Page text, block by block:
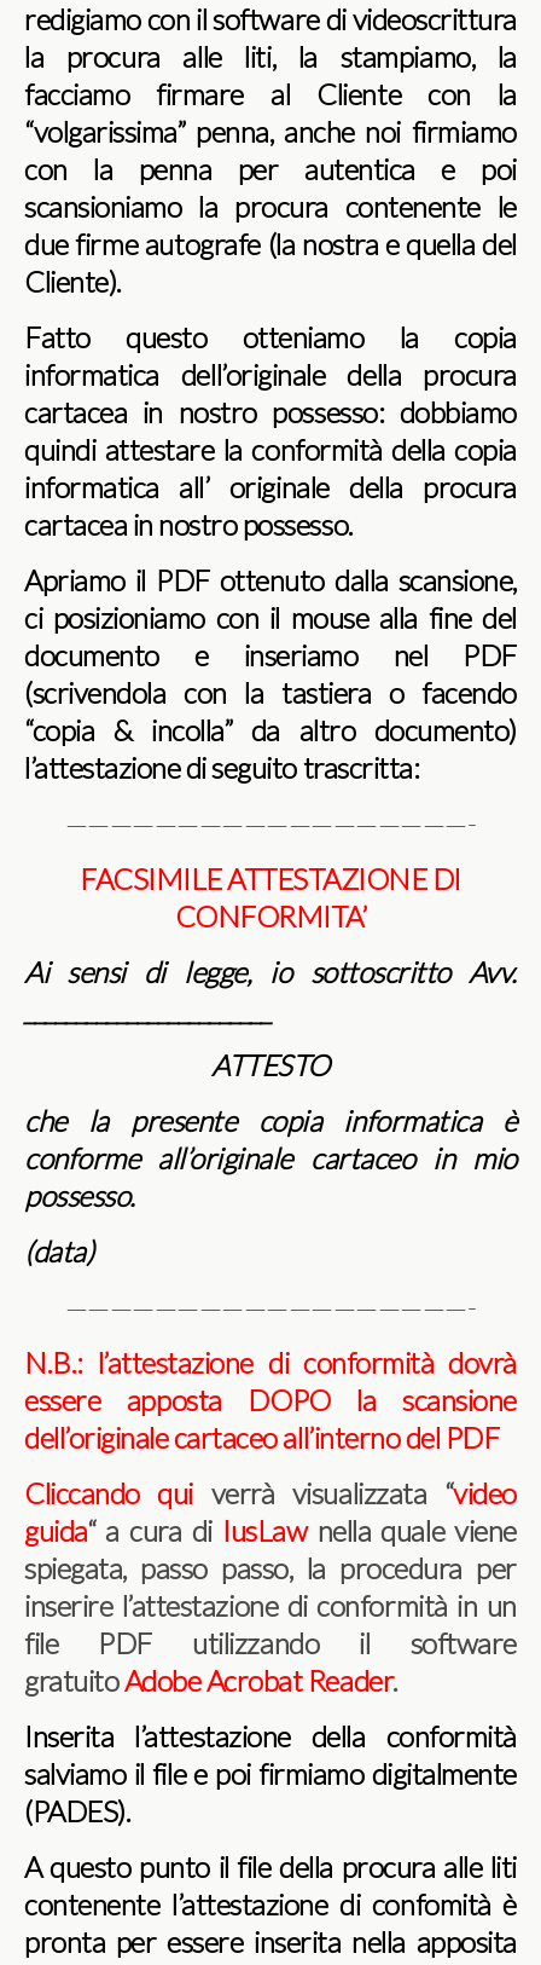
redigiamo con il software di videoscrittura
la procura alle liti, la stampiamo, la
facciamo firmare al Cliente con la
“volgarissima” penna, anche noi firmiamo
con la penna per autentica e poi
scansioniamo la procura contenente le
due firme autografe (la nostra e quella del
Cliente).
Fatto questo otteniamo la copia
informatica dell’originale della procura
cartacea in nostro possesso: dobbiamo
quindi attestare la conformità della copia
informatica all’ originale della procura
cartacea in nostro possesso.
Apriamo il PDF ottenuto dalla scansione,
ci posizioniamo con il mouse alla fine del
documento e inseriamo nel PDF
(scrivendola con la tastiera o facendo
“copia & incolla” da altro documento)
l’attestazione di seguito trascritta:
——————————————————-
FACSIMILE ATTESTAZIONE DI
CONFORMITA’
Ai sensi di legge, io sottoscritto Avv.
ATTESTO
che la presente copia informatica è
conforme all’originale cartaceo in mio
possesso.
(data)
——————————————————-
N.B.: l’attestazione di conformità dovrà
essere apposta DOPO la scansione
dell’originale cartaceo all’interno del PDF
Cliccando quiverrà visualizzata “video
guida“a cura di IusLawnella quale viene
spiegata, passo passo, la procedura per
inserire l’attestazione di conformità in un
file PDF utilizzando il software
gratuitoAdobe Acrobat Reader.
Inserita l’attestazione della conformità
salviamo il file e poi firmiamo digitalmente
(PADES).
A questo punto il file della procura alle liti
contenente l’attestazione di confomità è
pronta per essere inserita nella apposita